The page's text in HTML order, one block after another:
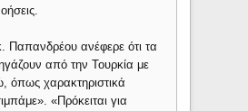
Παπανδρέου ανέφερε ότι τα
από την Τουρκία με
όπως χαρακτηριστικά
«Πρόκειται για